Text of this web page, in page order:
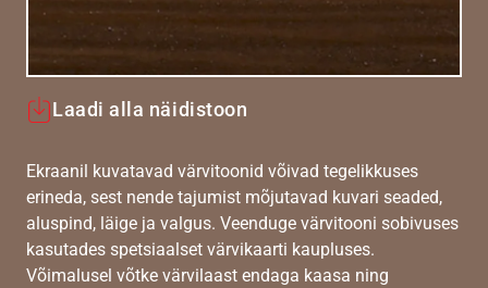
Laadi alla näidistoon
Ekraanil kuvatavad värvitoonid võivad tegelikkuses
erineda, sest nende tajumist mõjutavad kuvari seaded,
aluspind, läige ja valgus. Veenduge värvitooni sobivuses
kasutades spetsiaalset värvikaarti kaupluses.
Võimalusel võtke värvilaast endaga kaasa ning